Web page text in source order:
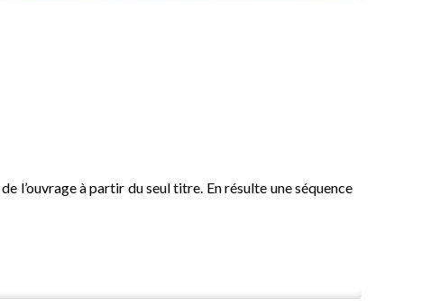
l’ouvrage à partir du seul titre. En résulte une séquence